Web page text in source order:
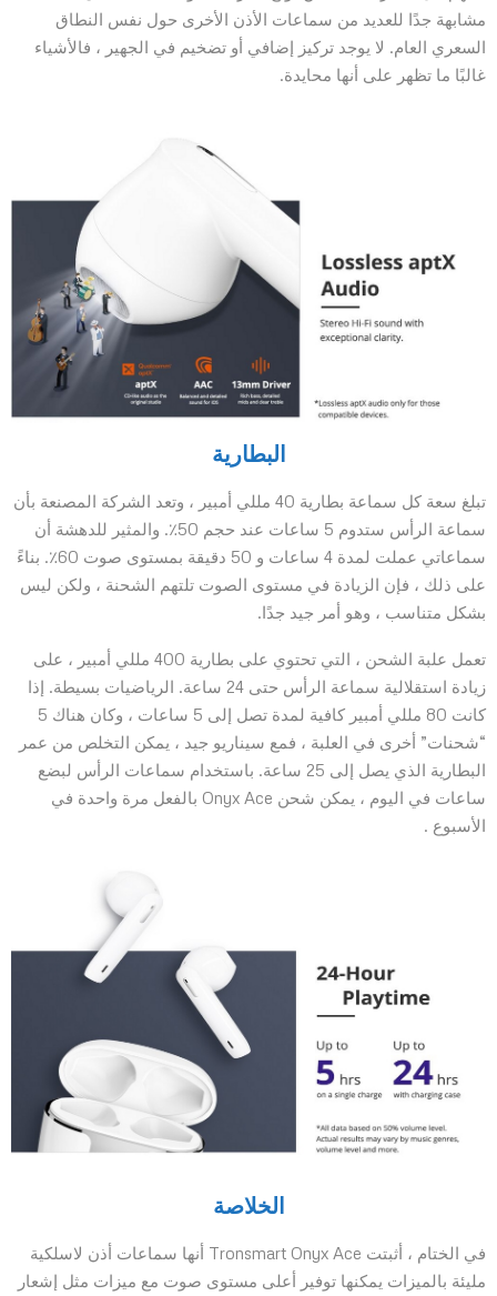
مشابهة جدًا للعديد من سماعات الأذن الأخرى حول نفس النطاق
السعري العام. لا يوجد تركيز إضافي أو تضخيم في الجهير ، فالأشياء
غالبًا ما تظهر على أنها محايدة.
البطارية
تبلغ سعة كل سماعة بطارية 40 مللي أمبير ، وتعد الشركة المصنعة بأن
سماعة الرأس ستدوم 5 ساعات عند حجم 50٪. والمثير للدهشة أن
سماعاتي عملت لمدة 4 ساعات و 50 دقيقة بمستوى صوت 60٪. بناءً
على ذلك ، فإن الزيادة في مستوى الصوت تلتهم الشحنة ، ولكن ليس
بشكل متناسب ، وهو أمر جيد جدًا.
تعمل علبة الشحن ، التي تحتوي على بطارية 400 مللي أمبير ، على
زيادة استقلالية سماعة الرأس حتى 24 ساعة. الرياضيات بسيطة. إذا
كانت 80 مللي أمبير كافية لمدة تصل إلى 5 ساعات ، وكان هناك 5
“شحنات” أخرى في العلبة ، فمع سيناريو جيد ، يمكن التخلص من عمر
البطارية الذي يصل إلى 25 ساعة. باستخدام سماعات الرأس لبضع
ساعات في اليوم ، يمكن شحن Onyx Ace بالفعل مرة واحدة في
الأسبوع .
الخلاصة
في الختام ، أثبتت Tronsmart Onyx Ace أنها سماعات أذن لاسلكية
مليئة بالميزات يمكنها توفير أعلى مستوى صوت مع ميزات مثل إشعار